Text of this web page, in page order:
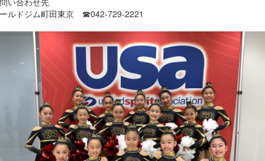
ルドジム町田東京 ☎042-729-2221